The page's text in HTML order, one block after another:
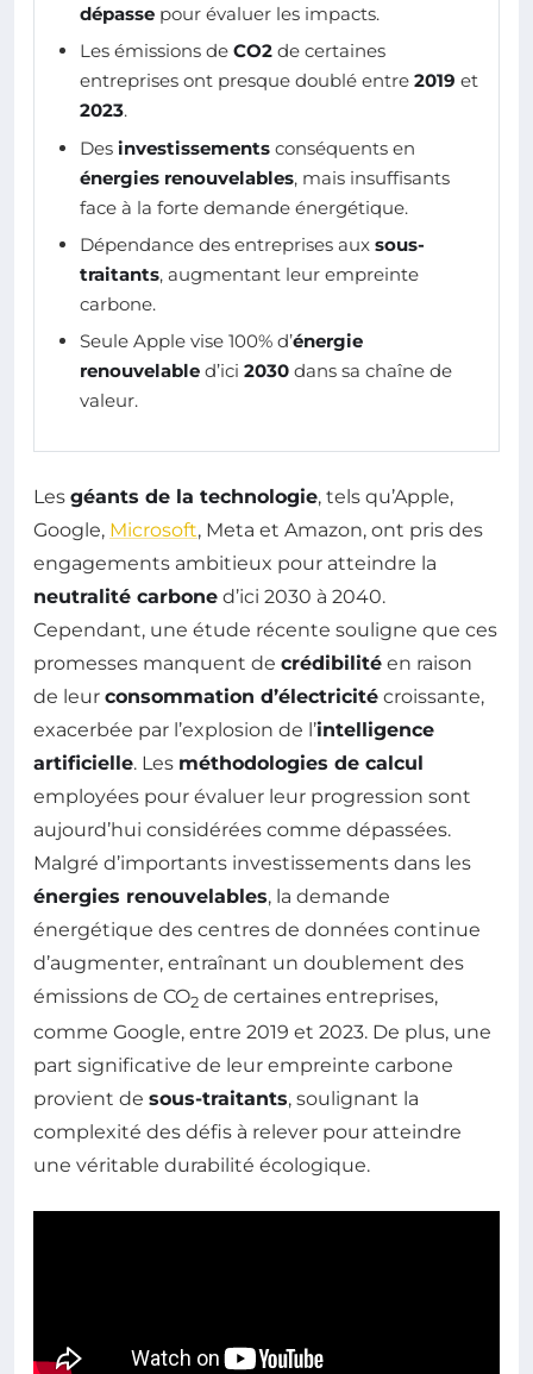
dépasse pour évaluer les impacts.
Les émissions de CO2 de certaines
entreprises ont presque doublé entre 2019 et
2023.
Des investissements conséquents en
énergies renouvelables, mais insuffisants
face à la forte demande énergétique.
Dépendance des entreprises aux sous-
traitants, augmentant leur empreinte
carbone.
Seule Apple vise 100% d’énergie
renouvelable d’ici 2030 dans sa chaîne de
valeur.
Les géants de la technologie, tels qu’Apple,
Google, Microsoft, Meta et Amazon, ont pris des
engagements ambitieux pour atteindre la
neutralité carbone d’ici 2030 à 2040.
Cependant, une étude récente souligne que ces
promesses manquent de crédibilité en raison
de leur consommation d’électricité croissante,
exacerbée par l’explosion de l’intelligence
artificielle. Les méthodologies de calcul
employées pour évaluer leur progression sont
aujourd’hui considérées comme dépassées.
Malgré d’importants investissements dans les
énergies renouvelables, la demande
énergétique des centres de données continue
d’augmenter, entraînant un doublement des
émissions de CO2 de certaines entreprises,
comme Google, entre 2019 et 2023. De plus, une
part significative de leur empreinte carbone
provient de sous-traitants, soulignant la
complexité des défis à relever pour atteindre
une véritable durabilité écologique.